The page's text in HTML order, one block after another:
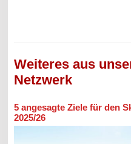
Weiteres aus
Netzwerk
5 angesagte Ziele für den
2025/26